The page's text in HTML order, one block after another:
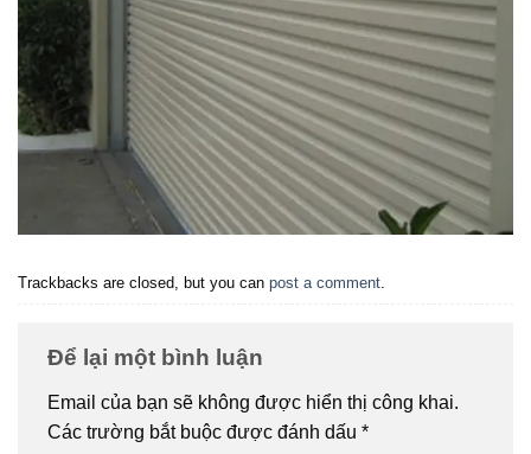
Trackbacks are closed, but you can post a comment
Để lại một bình luận
Email của bạn sẽ không được hiển thị công khai.
Các trường bắt buộc được đánh dấu *